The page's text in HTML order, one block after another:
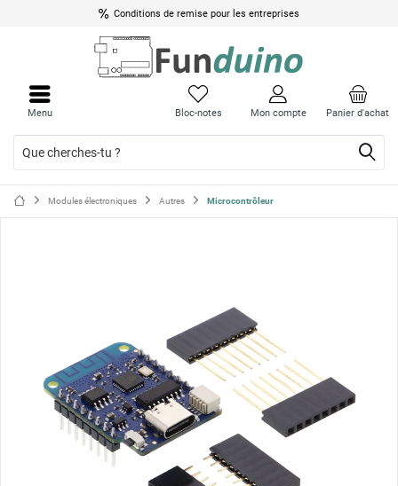
Conditions de remise pour les entreprises
Panier d'achat
Bloc-notes Mon compte
Menu
Modules électroniques Autres Microcontrôleur
le
menu
le
menu